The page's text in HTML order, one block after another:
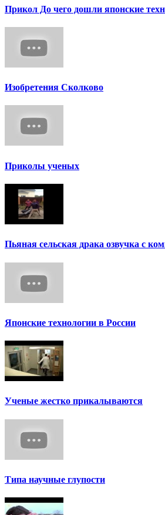
Прикол До чего дошли японские
Изобретения Сколково
Приколы ученых
Пьяная сельская драка озвучка с
Японские технологии в России
Ученые жестко прикалываются
Типа научные глупости